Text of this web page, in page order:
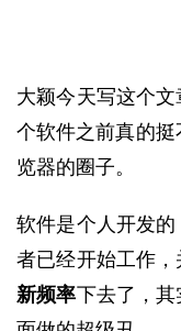
大颖今天写这个
个软件之前真的挺
览器的圈子。
软件是个人开发
者已经开始工作
新频率下去了，